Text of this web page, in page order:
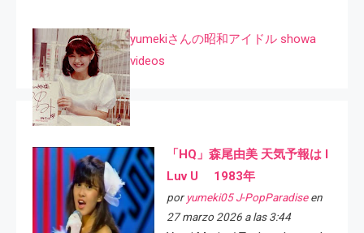
yumekiさんの昭和アイドル showa
videos
「HQ」森尾由美 天気予報は I
Luv U 1983年
por yumeki05 J-PopParadiseen
27 marzo 2026 a las 3:44